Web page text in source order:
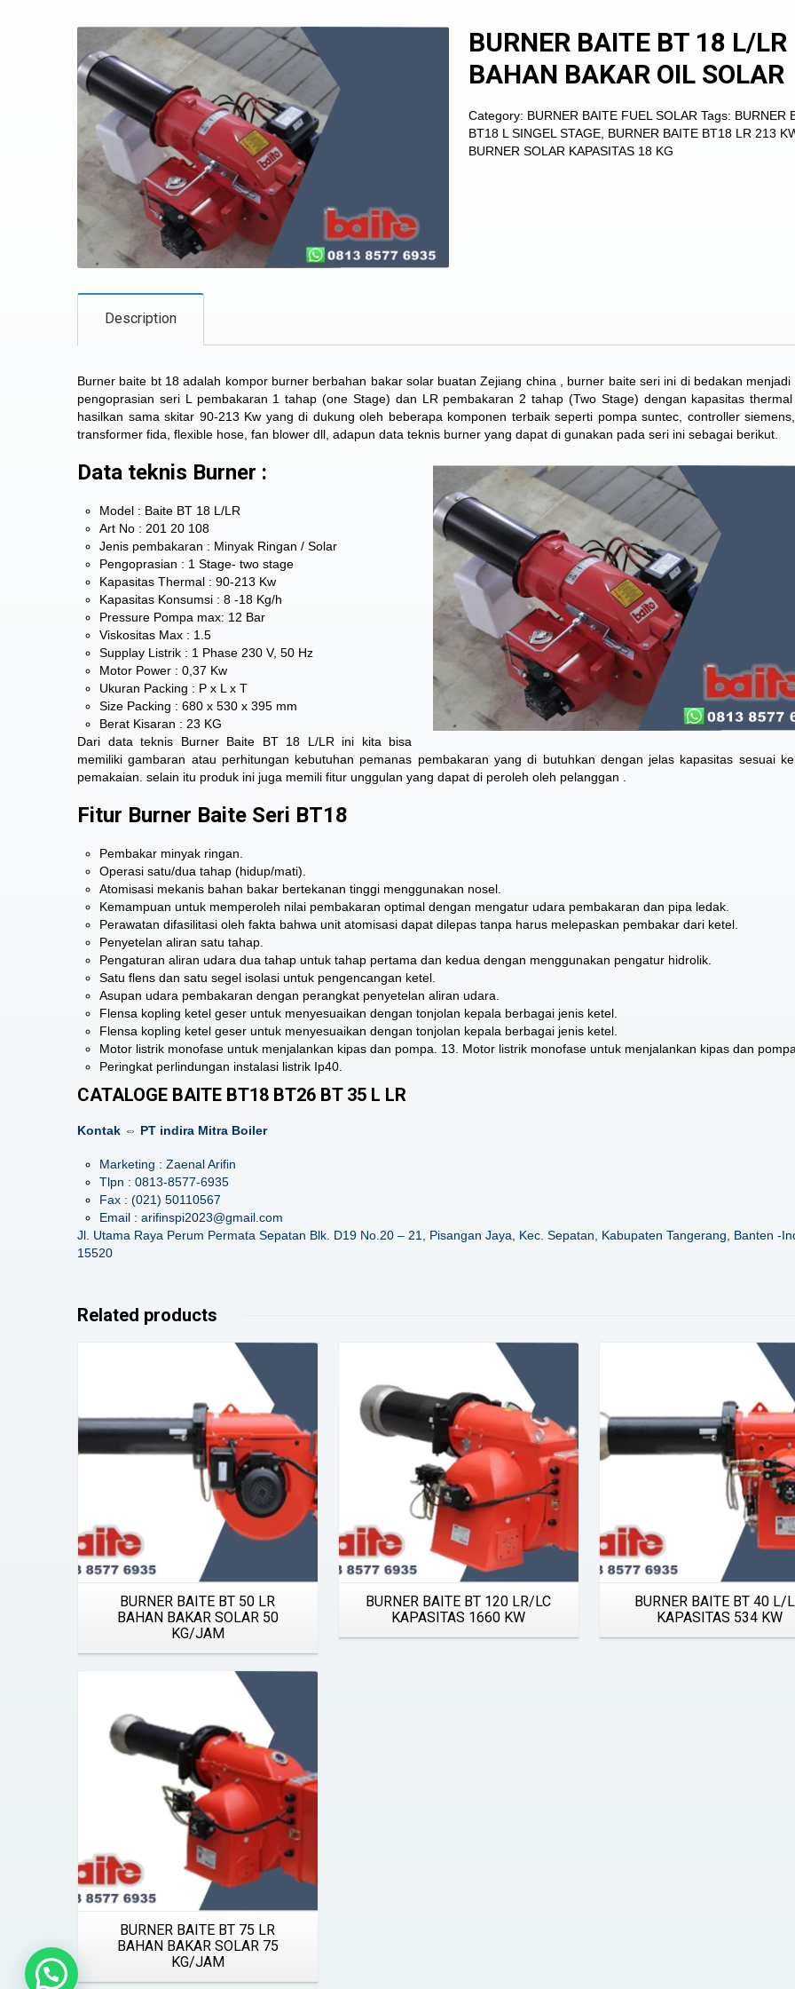
BURNER BAITE BT 18 L/LR
BAHAN BAKAR OIL SOLAR
Category: BURNER BAITE FUEL SOLAR Tags: BURNER
BT18 L SINGEL STAGE BURNER BAITE BT18 LR 213
BURNER SOLAR KAPASITAS 18 KG
Description
Burner baite bt 18 adalah kompor burner berbahan bakar solar buatan Zejiang china , burner baite seri ini di bedakan menjadi
pengoprasian seri L pembakaran 1 tahap (one Stage) dan LR pembakaran 2 tahap (Two Stage) dengan kapasitas
hasilkan sama skitar 90-213 Kw yang di dukung oleh beberapa komponen terbaik seperti pompa suntec, controller
transformer fida, flexible hose, fan blower dll, adapun data teknis burner yang dapat di gunakan pada seri ini sebagai berikut.
Data teknis Burner :
Model : Baite BT 18 L/LR
Art No : 201 20 108
Jenis pembakaran : Minyak Ringan / Solar
Pengoprasian : 1 Stage- two stage
Kapasitas Thermal : 90-213 Kw
Kapasitas Konsumsi : 8 -18 Kg/h
Pressure Pompa max: 12 Bar
Viskositas Max : 1.5
Supplay Listrik : 1 Phase 230 V, 50 Hz
Motor Power : 0,37 Kw
Ukuran Packing : P x L x T
Size Packing : 680 x 530 x 395 mm
Berat Kisaran : 23 KG
Dari data teknis Burner Baite BT 18 L/LR ini kita bisa
memiliki gambaran atau perhitungan kebutuhan pemanas pembakaran yang di butuhkan dengan jelas kapasitas sesuai
pemakaian. selain itu produk ini juga memili fitur unggulan yang dapat di peroleh oleh pelanggan .
Fitur Burner Baite Seri BT18
Pembakar minyak ringan.
Operasi satu/dua tahap (hidup/mati).
Atomisasi mekanis bahan bakar bertekanan tinggi menggunakan nosel.
Kemampuan untuk memperoleh nilai pembakaran optimal dengan mengatur udara pembakaran dan pipa ledak.
Perawatan difasilitasi oleh fakta bahwa unit atomisasi dapat dilepas tanpa harus melepaskan pembakar dari ketel.
Penyetelan aliran satu tahap.
Pengaturan aliran udara dua tahap untuk tahap pertama dan kedua dengan menggunakan pengatur hidrolik.
Satu flens dan satu segel isolasi untuk pengencangan ketel.
Asupan udara pembakaran dengan perangkat penyetelan aliran udara.
Flensa kopling ketel geser untuk menyesuaikan dengan tonjolan kepala berbagai jenis ketel.
Flensa kopling ketel geser untuk menyesuaikan dengan tonjolan kepala berbagai jenis ketel.
Motor listrik monofase untuk menjalankan kipas dan pompa. 13. Motor listrik monofase untuk menjalankan kipas dan
Peringkat perlindungan instalasi listrik Ip40.
CATALOGE BAITE BT18 BT26 BT 35 L LR
Kontak ⇔ PT indira Mitra Boiler
Marketing : Zaenal Arifin
Tlpn : 0813-8577-6935
Fax : (021) 50110567
Email : arifinspi2023@gmail.com
Jl. Utama Raya Perum Permata Sepatan Blk. D19 No.20 – 21, Pisangan Jaya, Kec. Sepatan, Kabupaten Tangerang, Banten -
15520
Related products
BURNER BAITE BT 50 LR
BAHAN BAKAR SOLAR 50
KG/JAM
BURNER BAITE BT 120 LR/LC
KAPASITAS 1660 KW
BURNER BAITE BT 40 L/
KAPASITAS 534 KW
BURNER BAITE BT 75 LR
BAHAN BAKAR SOLAR 75
KG/JAM